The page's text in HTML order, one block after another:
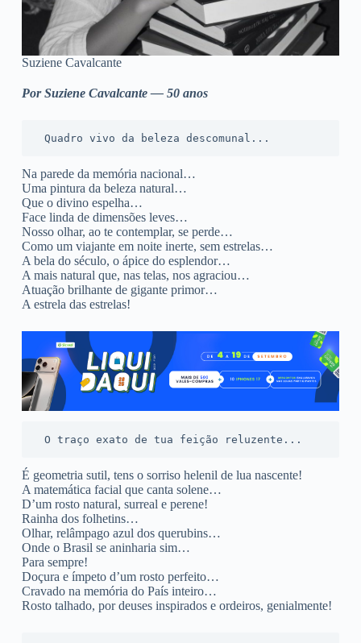
Suziene Cavalcante
Por Suziene Cavalcante — 50 anos
Quadro vivo da beleza descomunal...
Na parede da memória nacional…
Uma pintura da beleza natural…
Que o divino espelha…
Face linda de dimensões leves…
Nosso olhar, ao te contemplar, se perde…
Como um viajante em noite inerte, sem estrelas…
A bela do século, o ápice do esplendor…
A mais natural que, nas telas, nos agraciou…
Atuação brilhante de gigante primor…
A estrela das estrelas!
O traço exato de tua feição reluzente...
É geometria sutil, tens o sorriso helenil de lua nascente!
A matemática facial que canta solene…
D’um rosto natural, surreal e perene!
Rainha dos folhetins…
Olhar, relâmpago azul dos querubins…
Onde o Brasil se aninharia sim…
Para sempre!
Doçura e ímpeto d’um rosto perfeito…
Cravado na memória do País inteiro…
Rosto talhado, por deuses inspirados e ordeiros, genialmente!